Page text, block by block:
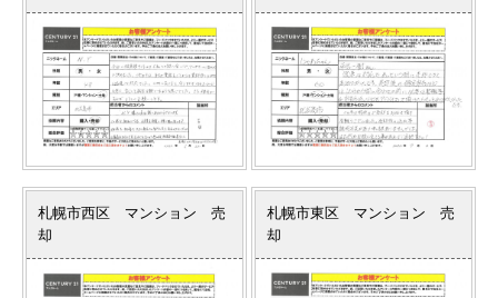
札幌市西区 マンション 売
却
札幌市東区 マンション 売
却